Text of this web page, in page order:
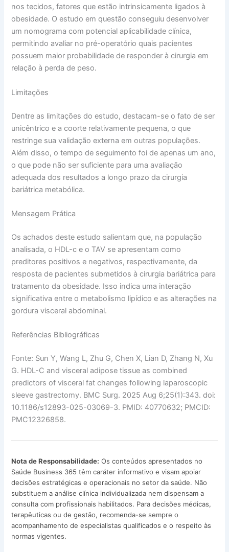
nos tecidos, fatores que estão intrinsicamente ligados à
obesidade. O estudo em questão conseguiu desenvolver
um nomograma com potencial aplicabilidade clínica,
permitindo avaliar no pré-operatório quais pacientes
possuem maior probabilidade de responder à cirurgia em
relação à perda de peso.
Limitações
Dentre as limitações do estudo, destacam-se o fato de ser
unicêntrico e a coorte relativamente pequena, o que
restringe sua validação externa em outras populações.
Além disso, o tempo de seguimento foi de apenas um ano,
o que pode não ser suficiente para uma avaliação
adequada dos resultados a longo prazo da cirurgia
bariátrica metabólica.
Mensagem Prática
Os achados deste estudo salientam que, na população
analisada, o HDL-c e o TAV se apresentam como
preditores positivos e negativos, respectivamente, da
resposta de pacientes submetidos à cirurgia bariátrica para
tratamento da obesidade. Isso indica uma interação
significativa entre o metabolismo lipídico e as alterações na
gordura visceral abdominal.
Referências Bibliográficas
Fonte: Sun Y, Wang L, Zhu G, Chen X, Lian D, Zhang N, Xu
G. HDL-C and visceral adipose tissue as combined
predictors of visceral fat changes following laparoscopic
sleeve gastrectomy. BMC Surg. 2025 Aug 6;25(1):343. doi:
10.1186/s12893-025-03069-3. PMID: 40770632; PMCID:
PMC12326858.
Nota de Responsabilidade: Os conteúdos apresentados no
Saúde Business 365 têm caráter informativo e visam apoiar
decisões estratégicas e operacionais no setor da saúde. Não
substituem a análise clínica individualizada nem dispensam a
consulta com profissionais habilitados. Para decisões médicas,
terapêuticas ou de gestão, recomenda-se sempre o
acompanhamento de especialistas qualificados e o respeito às
normas vigentes.